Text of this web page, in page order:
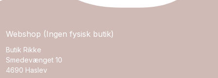
Webshop (Ingen fysisk butik)
Butik Rikke
Smedevænget 10
4690 Haslev